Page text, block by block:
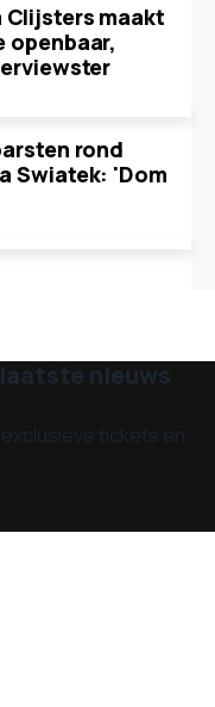
Clijsters maakt
openbaar,
rond
Swiatek: 'Dom
nieuws
tickets en